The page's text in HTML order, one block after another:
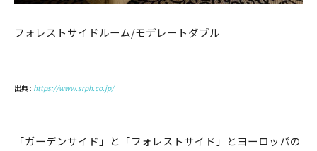
フォレストサイドルーム/モデレートダブル
出典 : https://www.srph.co.jp/
「ガーデンサイド」と「フォレストサイド」とヨーロッパの